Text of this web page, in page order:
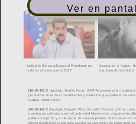
Ver en